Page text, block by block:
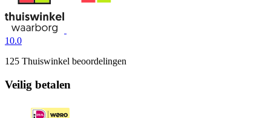
10.0
125 Thuiswinkel beoordelingen
Veilig betalen